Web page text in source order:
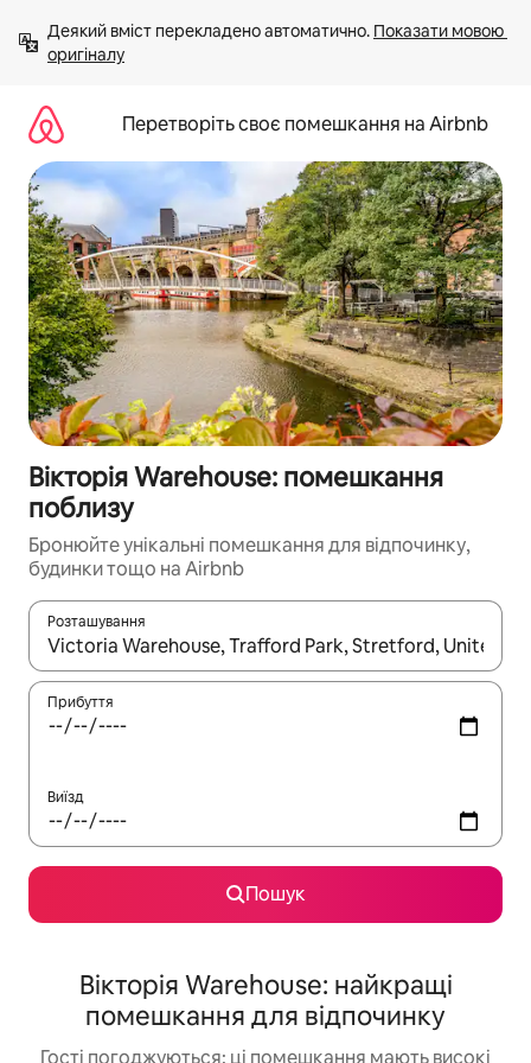
вмісту
Деякий вміст перекладено автоматично. Показати мовою
оригіналу
Перетворіть своє помешкання на Airbnb
Вікторія Warehouse: помешкання
поблизу
Бронюйте унікальні помешкання для відпочинку,
будинки тощо на Airbnb
Розташування
Отримавши результати пошуку, використовуйте для
Прибуття
Виїзд
Пошук
Вікторія Warehouse: найкращі
помешкання для відпочинку
Гості погоджуються: ці помешкання мають високі